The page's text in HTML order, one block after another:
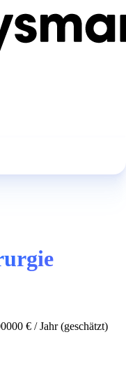
€ / Jahr (geschätzt)